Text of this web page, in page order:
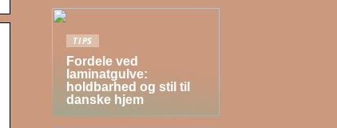
TIPS
Fordele ved
laminatgulve:
holdbarhed og stil til
danske hjem